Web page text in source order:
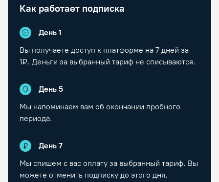
Как работает подписка
День 1
Вы получаете доступ к платформе на 7 дней за
1₽. Деньги за выбранный тариф не списываются.
День 5
Мы напоминаем вам об окончании пробного
периода.
День 7
Мы спишем с вас оплату за выбранный тариф. Вы
можете отменить подписку до этого дня.